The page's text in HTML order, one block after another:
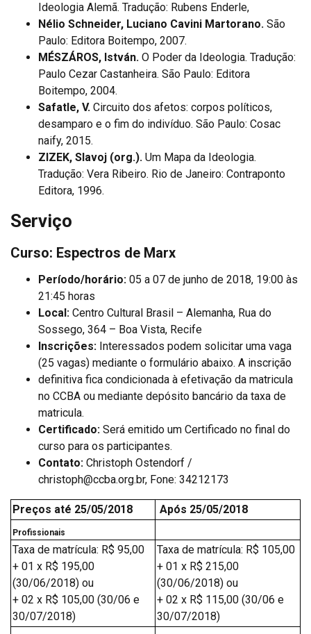
Ideologia Alemã. Tradução: Rubens Enderle,
Nélio Schneider, Luciano Cavini Martorano. São
Paulo: Editora Boitempo, 2007.
MÉSZÁROS, István. O Poder da Ideologia. Tradução:
Paulo Cezar Castanheira. São Paulo: Editora
Boitempo, 2004.
Safatle, V. Circuito dos afetos: corpos políticos,
desamparo e o fim do indivíduo. São Paulo: Cosac
naify, 2015.
ZIZEK, Slavoj (org.). Um Mapa da Ideologia.
Tradução: Vera Ribeiro. Rio de Janeiro: Contraponto
Editora, 1996.
Serviço
Curso: Espectros de Marx
Período/horário: 05 a 07 de junho de 2018, 19:00 às
21:45 horas
Local: Centro Cultural Brasil – Alemanha, Rua do
Sossego, 364 – Boa Vista, Recife
Inscrições: Interessados podem solicitar uma vaga
(25 vagas) mediante o formulário abaixo. A inscrição
definitiva fica condicionada à efetivação da matricula
no CCBA ou mediante depósito bancário da taxa de
matricula.
Certificado: Será emitido um Certificado no final do
curso para os participantes.
Contato: Christoph Ostendorf /
christoph@ccba.org.br, Fone: 34212173
Preços até 25/05/2018 Após 25/05/2018
Profissionais
Taxa de matrícula: R$ 95,00
+ 01 x R$ 195,00
(30/06/2018) ou
+ 02 x R$ 105,00 (30/06 e
30/07/2018)
Taxa de matrícula: R$ 105,00
+ 01 x R$ 215,00
(30/06/2018) ou
+ 02 x R$ 115,00 (30/06 e
30/07/2018)